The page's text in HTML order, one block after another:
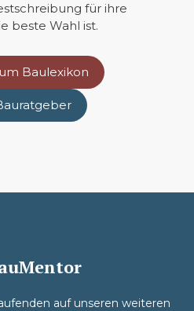
für ihre
beste Wahl ist.
Baulexikon
auf unseren weiteren